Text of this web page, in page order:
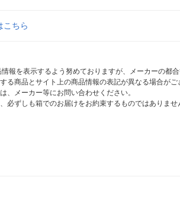
こちら
報を表示するよう努めておりますが、メーカーの都
る商品とサイト上の商品情報の表記が異なる場合が
、メーカー等にお問い合わせください。
必ずしも箱でのお届けをお約束するものではありま